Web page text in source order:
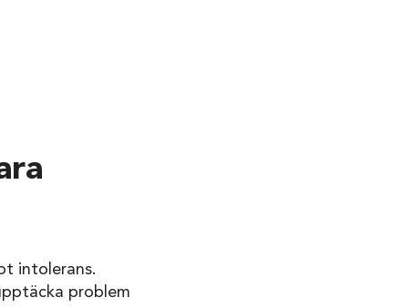
intolerans.
problem